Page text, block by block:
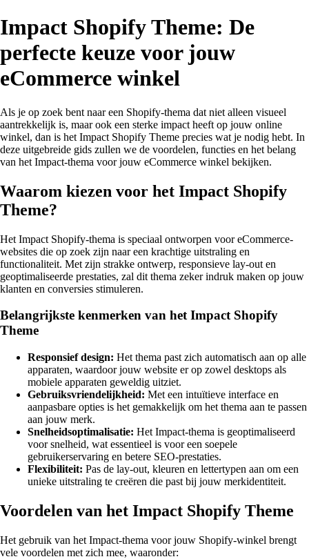
Impact Shopify Theme: De
perfecte keuze voor jouw
eCommerce winkel
Als je op zoek bent naar een Shopify-thema dat niet alleen visueel
aantrekkelijk is, maar ook een sterke impact heeft op jouw online
winkel, dan is het Impact Shopify Theme precies wat je nodig hebt. In
deze uitgebreide gids zullen we de voordelen, functies en het belang
van het Impact-thema voor jouw eCommerce winkel bekijken.
Waarom kiezen voor het Impact Shopify
Theme?
Het Impact Shopify-thema is speciaal ontworpen voor eCommerce-
websites die op zoek zijn naar een krachtige uitstraling en
functionaliteit. Met zijn strakke ontwerp, responsieve lay-out en
geoptimaliseerde prestaties, zal dit thema zeker indruk maken op jouw
klanten en conversies stimuleren.
Belangrijkste kenmerken van het Impact Shopify
Theme
Responsief design: Het thema past zich automatisch aan op alle
apparaten, waardoor jouw website er op zowel desktops als
mobiele apparaten geweldig uitziet.
Gebruiksvriendelijkheid: Met een intuïtieve interface en
aanpasbare opties is het gemakkelijk om het thema aan te passen
aan jouw merk.
Snelheidsoptimalisatie: Het Impact-thema is geoptimaliseerd
voor snelheid, wat essentieel is voor een soepele
gebruikerservaring en betere SEO-prestaties.
Flexibiliteit: Pas de lay-out, kleuren en lettertypen aan om een
unieke uitstraling te creëren die past bij jouw merkidentiteit.
Voordelen van het Impact Shopify Theme
Het gebruik van het Impact-thema voor jouw Shopify-winkel brengt
vele voordelen met zich mee, waaronder: